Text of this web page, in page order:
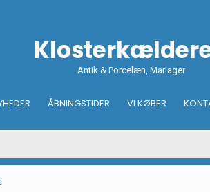
Antik & Porcelæn, Mariager
ÅBNINGSTIDER VI KØBER